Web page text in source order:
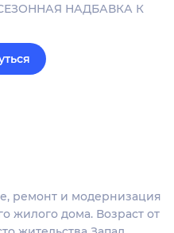
СЕЗОННАЯ НАДБАВКА К
ремонт и модернизация
жилого дома. Возраст от